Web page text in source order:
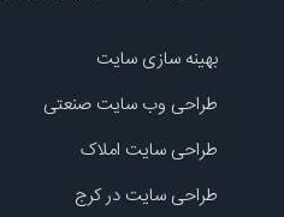
بهینه سازی سایت
طراحی وب سایت صنعتی
طراحی سایت املاک
طراحی سایت در کرج